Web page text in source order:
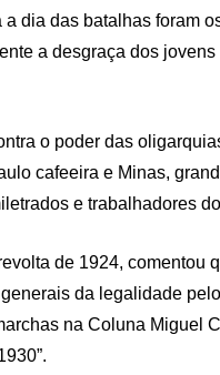
dia das batalhas foram
a desgraça dos jovens
o poder das
cafeeira e Minas,
e trabalhadores
de 1924, comentou
da legalidade
na Coluna Miguel